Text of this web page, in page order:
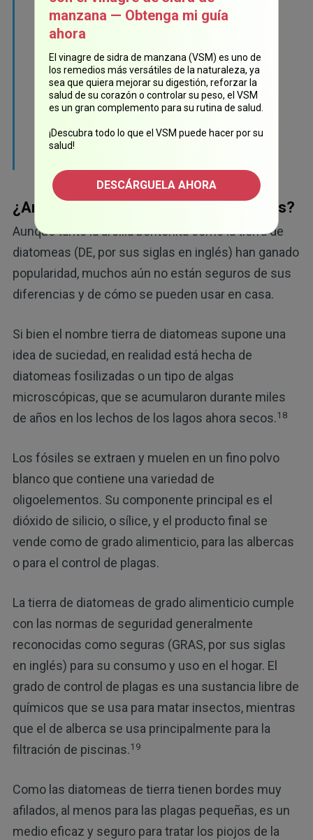
demostramos que estas arcillas también
disminuyen las poblaciones de biopelículas
bacterianas, así como las bacterias comunes
en heridas que son más resistentes a los
medicamentos. Los resultados respaldan
nuestros esfuerzos para diseñar nuevos
medicamentos antibacterianos con arcillas
¿Arcilla bentonita o tierra de diatomeas?
Aunque tanto la arcilla bentonita como la tierra de
diatomeas (DE, por sus siglas en inglés) han ganado
popularidad, muchos aún no están seguros de sus
diferencias y de cómo se pueden usar en casa.
Si bien el nombre tierra de diatomeas supone una
idea de suciedad, en realidad está hecha de
diatomeas fosilizadas o un tipo de algas
microscópicas, que se acumularon durante miles
de años en los lechos de los lagos ahora secos.18
Los fósiles se extraen y muelen en un fino polvo
blanco que contiene una variedad de
oligoelementos. Su componente principal es el
dióxido de silicio, o sílice, y el producto final se
vende como de grado alimenticio, para las albercas
o para el control de plagas.
La tierra de diatomeas de grado alimenticio cumple
con las normas de seguridad generalmente
reconocidas como seguras (GRAS, por sus siglas
en inglés) para su consumo y uso en el hogar. El
grado de control de plagas es una sustancia libre de
químicos que se usa para matar insectos, mientras
que el de alberca se usa principalmente para la
filtración de piscinas.19
Como las diatomeas de tierra tienen bordes muy
afilados, al menos para las plagas pequeñas, es un
medio eficaz y seguro para tratar los piojos de la
manzana — Obtenga mi guía
ahora
El vinagre de sidra de manzana (VSM) es uno de
los remedios más versátiles de la naturaleza, ya
sea que quiera mejorar su digestión, reforzar la
salud de su corazón o controlar su peso, el VSM
es un gran complemento para su rutina de salud.
¡Descubra todo lo que el VSM puede hacer por su
salud!
DESCÁRGUELA AHORA